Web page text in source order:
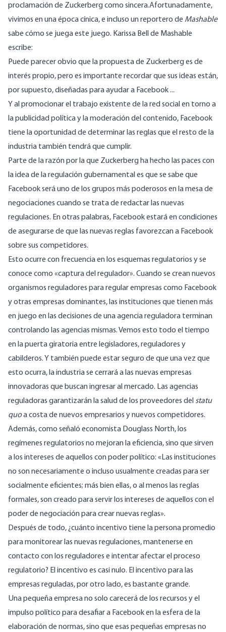
proclamación de Zuckerberg como sincera.Afortunadamente,
vivimos en una época cínica, e incluso un reportero de Mashable
sabe cómo se juega este juego. Karissa Bell de Mashable
escribe:
Puede parecer obvio que la propuesta de Zuckerberg es de
interés propio, pero es importante recordar que sus ideas están,
por supuesto, diseñadas para ayudar a Facebook ...
Y al promocionar el trabajo existente de la red social en torno a
la publicidad política y la moderación del contenido, Facebook
tiene la oportunidad de determinar las reglas que el resto de la
industria también tendrá que cumplir.
Parte de la razón por la que Zuckerberg ha hecho las paces con
la idea de la regulación gubernamental es que se sabe que
Facebook será uno de los grupos más poderosos en la mesa de
negociaciones cuando se trata de redactar las nuevas
regulaciones. En otras palabras, Facebook estará en condiciones
de asegurarse de que las nuevas reglas favorezcan a Facebook
sobre sus competidores.
Esto ocurre con frecuencia en los esquemas regulatorios y se
conoce como «captura del regulador». Cuando se crean nuevos
organismos reguladores para regular empresas como Facebook
y otras empresas dominantes, las instituciones que tienen más
en juego en las decisiones de una agencia reguladora terminan
controlando las agencias mismas. Vemos esto todo el tiempo
en la puerta giratoria entre legisladores, reguladores y
cabilderos. Y también puede estar seguro de que una vez que
esto ocurra, la industria se cerrará a las nuevas empresas
innovadoras que buscan ingresar al mercado. Las agencias
reguladoras garantizarán la salud de los proveedores del statu
quoa costa de nuevos empresarios y nuevos competidores.
Además, como señaló economista Douglass North, los
regímenes regulatorios no mejoran la eficiencia, sino que sirven
a los intereses de aquellos con poder político: «Las instituciones
no son necesariamente o incluso usualmente creadas para ser
socialmente eficientes; más bien ellas, o al menos las reglas
formales, son creado para servir los intereses de aquellos con el
poder de negociación para crear nuevas reglas».
Después de todo, ¿cuánto incentivo tiene la persona promedio
para monitorear las nuevas regulaciones, mantenerse en
contacto con los reguladores e intentar afectar el proceso
regulatorio? El incentivo es casi nulo. El incentivo para las
empresas reguladas, por otro lado, es bastante grande.
Una pequeña empresa no solo carecerá de los recursos y el
impulso político para desafiar a Facebook en la esfera de la
elaboración de normas, sino que esas pequeñas empresas no